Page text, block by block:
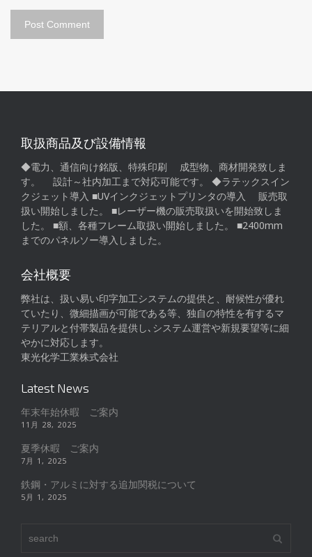
取扱商品及び設備情報
◆電力、通信向け銘版、特殊印刷 成型物、商材開発致しま
す。 設計～社内加工まで対応可能です。 ◆ラテックスイン
クジェット導入 ■UVインクジェットプリンタの導入 販売取
扱い開始しました。 ■レーザー機の販売取扱いを開始致しま
した。 ■額、各種フレーム取扱い開始しました。 ■2400mm
までのパネルソー導入しました。
会社概要
弊社は、扱い易い印字加工システムの提供と、耐候性が優れ
ていたり、微細描画が可能である等、独自の特性を有するマ
テリアルと付帯製品を提供し､システム運営や新規要望等に細
やかに対応します。
東光化学工業株式会社
Latest News
年末年始休暇 ご案内
11月 28, 2025
夏季休暇 ご案内
7月 1, 2025
鉄鋼・アルミに対する追加関税について
5月 1, 2025